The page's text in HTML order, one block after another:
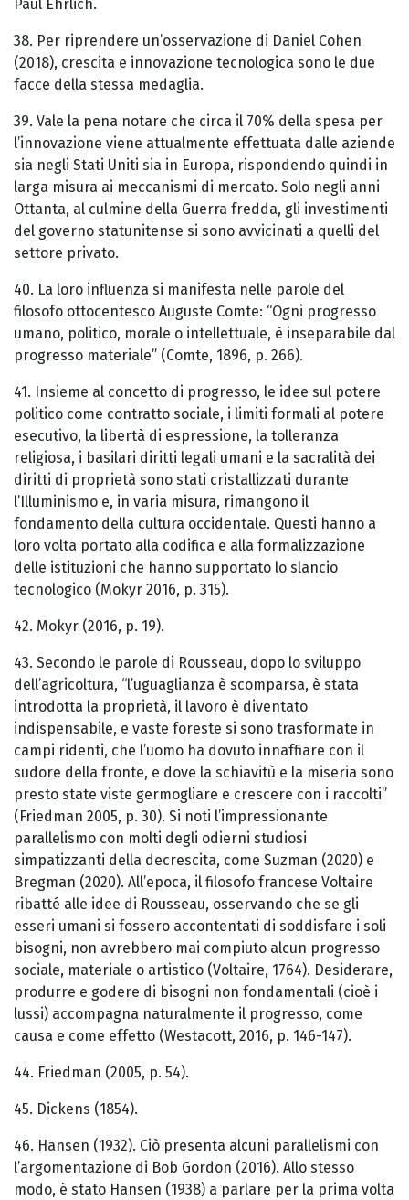
Paul Ehrlich.
38. Per riprendere un’osservazione di Daniel Cohen
(2018), crescita e innovazione tecnologica sono le due
facce della stessa medaglia.
39. Vale la pena notare che circa il 70% della spesa per
l’innovazione viene attualmente effettuata dalle aziende
sia negli Stati Uniti sia in Europa, rispondendo quindi in
larga misura ai meccanismi di mercato. Solo negli anni
Ottanta, al culmine della Guerra fredda, gli investimenti
del governo statunitense si sono avvicinati a quelli del
settore privato.
40. La loro influenza si manifesta nelle parole del
filosofo ottocentesco Auguste Comte: “Ogni progresso
umano, politico, morale o intellettuale, è inseparabile dal
progresso materiale” (Comte, 1896, p. 266).
41. Insieme al concetto di progresso, le idee sul potere
politico come contratto sociale, i limiti formali al potere
esecutivo, la libertà di espressione, la tolleranza
religiosa, i basilari diritti legali umani e la sacralità dei
diritti di proprietà sono stati cristallizzati durante
l’Illuminismo e, in varia misura, rimangono il
fondamento della cultura occidentale. Questi hanno a
loro volta portato alla codifica e alla formalizzazione
delle istituzioni che hanno supportato lo slancio
tecnologico (Mokyr 2016, p. 315).
42. Mokyr (2016, p. 19).
43. Secondo le parole di Rousseau, dopo lo sviluppo
dell’agricoltura, “l’uguaglianza è scomparsa, è stata
introdotta la proprietà, il lavoro è diventato
indispensabile, e vaste foreste si sono trasformate in
campi ridenti, che l’uomo ha dovuto innaffiare con il
sudore della fronte, e dove la schiavitù e la miseria sono
presto state viste germogliare e crescere con i raccolti”
(Friedman 2005, p. 30). Si noti l’impressionante
parallelismo con molti degli odierni studiosi
simpatizzanti della decrescita, come Suzman (2020) e
Bregman (2020). All’epoca, il filosofo francese Voltaire
ribatté alle idee di Rousseau, osservando che se gli
esseri umani si fossero accontentati di soddisfare i soli
bisogni, non avrebbero mai compiuto alcun progresso
sociale, materiale o artistico (Voltaire, 1764). Desiderare,
produrre e godere di bisogni non fondamentali (cioè i
lussi) accompagna naturalmente il progresso, come
causa e come effetto (Westacott, 2016, p. 146-147).
44. Friedman (2005, p. 54).
45. Dickens (1854).
46. Hansen (1932). Ciò presenta alcuni parallelismi con
l’argomentazione di Bob Gordon (2016). Allo stesso
modo, è stato Hansen (1938) a parlare per la prima volta